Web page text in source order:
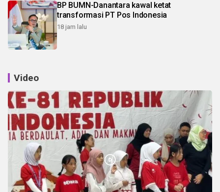
BP BUMN-Danantara kawal ketat
transformasi PT Pos Indonesia
18 jam lalu
Video